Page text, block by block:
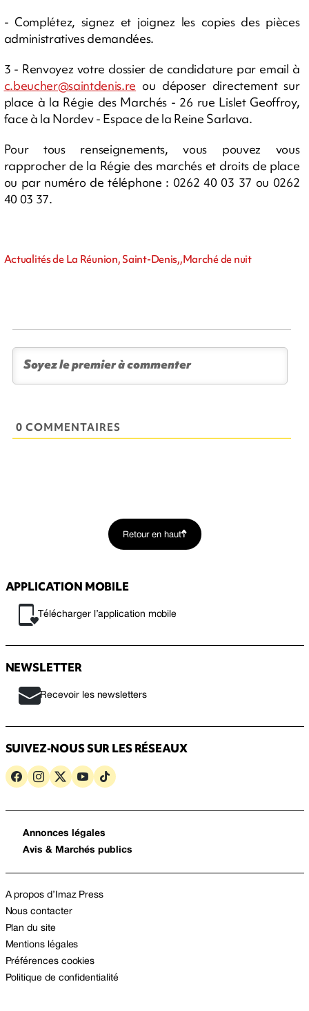
- Complétez, signez et joignez les copies des pièces
administratives demandées.
3 - Renvoyez votre dossier de candidature par email à
c.beucher@saintdenis.re ou déposer directement sur
place à la Régie des Marchés - 26 rue Lislet Geoffroy,
face à la Nordev - Espace de la Reine Sarlava.
Pour tous renseignements, vous pouvez vous
rapprocher de la Régie des marchés et droits de place
ou par numéro de téléphone : 0262 40 03 37 ou 0262
40 03 37.
Actualités de La Réunion, Saint-Denis,,Marché de nuit
0 COMMENTAIRES
Retour en haut
APPLICATION MOBILE
Télécharger l’application mobile
NEWSLETTER
Recevoir les newsletters
SUIVEZ-NOUS SUR LES RÉSEAUX
Annonces légales
Avis & Marchés publics
A propos d’Imaz Press
Nous contacter
Plan du site
Mentions légales
Préférences cookies
Politique de confidentialité